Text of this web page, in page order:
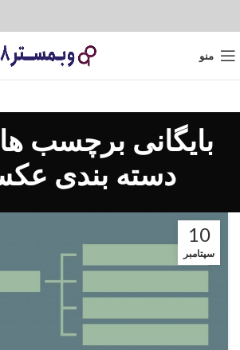
منو
بایگانی برچسب
دسته بندی
10
سپتامبر